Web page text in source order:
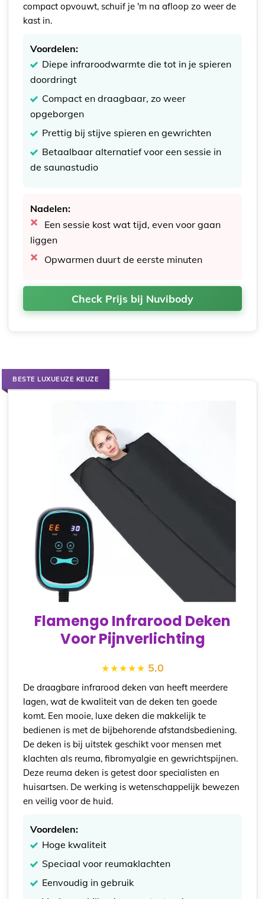
compact opvouwt, schuif je 'm na afloop zo weer de
kast in.
Voordelen:
Diepe infraroodwarmte die tot in je spieren
doordringt
Compact en draagbaar, zo weer
opgeborgen
Prettig bij stijve spieren en gewrichten
Betaalbaar alternatief voor een sessie in
de saunastudio
Nadelen:
Een sessie kost wat tijd, even voor gaan
liggen
Opwarmen duurt de eerste minuten
Check Prijs bij Nuvibody
BESTE LUXUEUZE KEUZE
Flamengo Infrarood Deken
Voor Pijnverlichting
5.0
De draagbare infrarood deken van heeft meerdere
lagen, wat de kwaliteit van de deken ten goede
komt. Een mooie, luxe deken die makkelijk te
bedienen is met de bijbehorende afstandsbediening.
De deken is bij uitstek geschikt voor mensen met
klachten als reuma, fibromyalgie en gewrichtspijnen.
Deze reuma deken is getest door specialisten en
huisartsen. De werking is wetenschappelijk bewezen
en veilig voor de huid.
Voordelen:
Hoge kwaliteit
Speciaal voor reumaklachten
Eenvoudig in gebruik